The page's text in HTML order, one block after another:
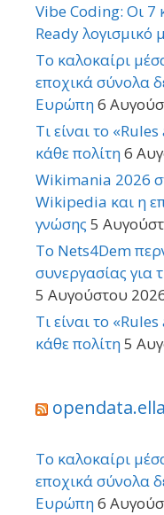
Vibe Coding: Οι 7
Ready λογισμικό
Το καλοκαίρι
εποχικά σύνολα
Ευρώπη6
Τι είναι το
κάθε πολίτη6
Wikimania 2026
Wikipedia και η
γνώσης 5
Το Nets4Dem
συνεργασίας για
5 Αυγούστου
Τι είναι το
κάθε πολίτη5
Το καλοκαίρι
εποχικά σύνολα
Ευρώπη6